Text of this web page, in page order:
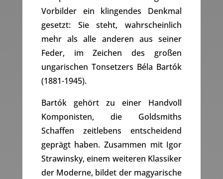
Vorbilder ein klingendes Denkmal
gesetzt: Sie steht, wahrscheinlich
mehr als alle anderen aus seiner
Feder, im Zeichen des großen
ungarischen Tonsetzers Béla Bartók
(1881-1945).
Bartók gehört zu einer Handvoll
Komponisten, die Goldsmiths
Schaffen zeitlebens entscheidend
geprägt haben. Zusammen mit Igor
Strawinsky, einem weiteren Klassiker
der Moderne, bildet der magyarische